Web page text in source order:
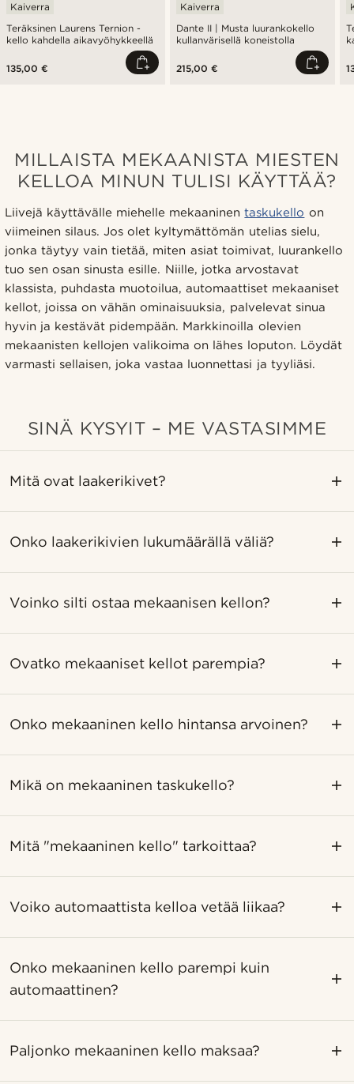
Teräksinen Laurens Ternion -
kello kahdella aikavyöhykkeellä
Kaiverra
135,00 €
Dante II | Musta luurankokello
kullanvärisellä koneistolla
Kaiverra
215,00 €
MILLAISTA MEKAANISTA MIESTEN
KELLOA MINUN TULISI KÄYTTÄÄ?
Liivejä käyttävälle miehelle mekaaninentaskukello on
viimeinen silaus. Jos olet kyltymättömän utelias sielu,
jonka täytyy vain tietää, miten asiat toimivat, luurankello
tuo sen osan sinusta esille. Niille, jotka arvostavat
klassista, puhdasta muotoilua, automaattiset mekaaniset
kellot, joissa on vähän ominaisuuksia, palvelevat sinua
hyvin ja kestävät pidempään. Markkinoilla olevien
mekaanisten kellojen valikoima on lähes loputon. Löydät
varmasti sellaisen, joka vastaa luonnettasi ja tyyliäsi.
SINÄ KYSYIT – ME VASTASIMME
Mitä ovat laakerikivet?
Onko laakerikivien lukumäärällä väliä?
Voinko silti ostaa mekaanisen kellon?
Ovatko mekaaniset kellot parempia?
Onko mekaaninen kello hintansa arvoinen?
Mikä on mekaaninen taskukello?
Mitä "mekaaninen kello" tarkoittaa?
Voiko automaattista kelloa vetää liikaa?
Onko mekaaninen kello parempi kuin
automaattinen?
Paljonko mekaaninen kello maksaa?